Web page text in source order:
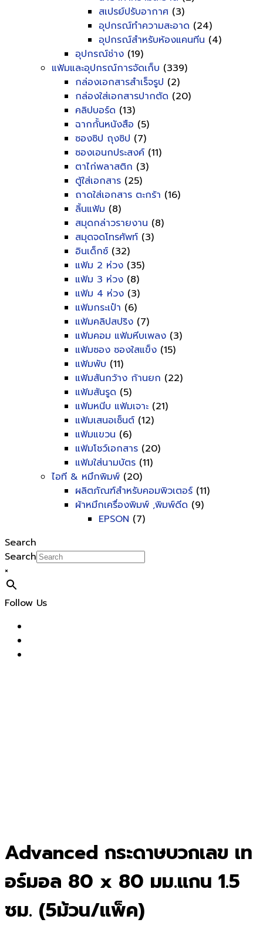
สเปรย์ปรับอากาศ (3)
อุปกรณ์ทำความสะอาด (24)
อุปกรณ์สำหรับห้องแคนทีน (4)
อุปกรณ์ช่าง (19)
แฟ้มและอุปกรณ์การจัดเก็บ (339)
กล่องเอกสารสำเร็จรูป (2)
กล่องใส่เอกสารปากตัด (20)
คลิปบอร์ด (13)
ฉากกั้นหนังสือ (5)
ซองซิป ถุงซิป (7)
ซองเอนกประสงค์ (11)
ตาไก่พลาสติก (3)
ตู้ใส่เอกสาร (25)
ถาดใส่เอกสาร ตะกร้า (16)
ลิ้นแฟ้ม (8)
สมุดกล่าวรายงาน (8)
สมุดจดโทรศัพท์ (3)
อินเด็กซ์ (32)
แฟ้ม 2 ห่วง (35)
แฟ้ม 3 ห่วง (8)
แฟ้ม 4 ห่วง (3)
แฟ้มกระเป๋า (6)
แฟ้มคลิปสปริง (7)
แฟ้มคอม แฟ้มหีบเพลง (3)
แฟ้มซอง ซองใสแข็ง (15)
แฟ้มพับ (11)
แฟ้มสันกว้าง ก้านยก (22)
แฟ้มสันรูด (5)
แฟ้มหนีบ แฟ้มเจาะ (21)
แฟ้มเสนอเซ็นต์ (12)
แฟ้มแขวน (6)
แฟ้มโชว์เอกสาร (20)
แฟ้มใส่นามบัตร (11)
ไอที & หมึกพิมพ์ (20)
ผลิตภัณฑ์สำหรับคอมพิวเตอร์ (11)
ผ้าหมึกเครื่องพิมพ์ ,พิมพ์ดีด (9)
EPSON (7)
Search
Search
×
Follow Us
Advanced กระดาษบวกเลข เท
อร์มอล 80 x 80 มม.แกน 1.5
ซม. (5ม้วน/แพ็ค)